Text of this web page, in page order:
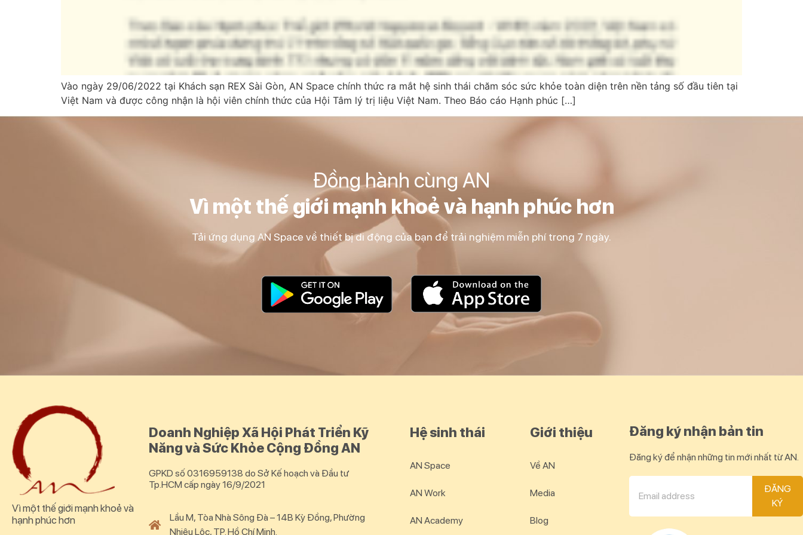
Vào ngày 29/06/2022 tại Khách sạn REX Sài Gòn, AN Space chính thức ra mắt hệ sinh thái chăm sóc sức khỏe toàn diện trên nền tảng số đầu tiên tại
Việt Nam và được công nhận là hội viên chính thức của Hội Tâm lý trị liệu Việt Nam. Theo Báo cáo Hạnh phúc […]
Đồng hành cùng AN
Vì một thế giới mạnh khoẻ và hạnh phúc hơn
Tải ứng dụng AN Space về thiết bị di động của bạn để trải nghiệm miễn phí trong 7 ngày.
Vì một thế giới mạnh khoẻ và
hạnh phúc hơn
Doanh Nghiệp Xã Hội Phát Triển Kỹ
Năng và Sức Khỏe Cộng Đồng AN
GPKD số 0316959138 do Sở Kế hoạch và Đầu tư
Tp.HCM cấp ngày 16/9/2021
Lầu M, Tòa Nhà Sông Đà – 14B Kỳ Đồng, Phường
Nhiêu Lộc, TP. Hồ Chí Minh.
Hệ sinh thái
AN Space
AN Work
AN Academy
Giới thiệu
Về AN
Media
Blog
Đăng ký nhận bản tin
Đăng ký để nhận những tin mới nhất từ AN.
ĐĂNG
KÝ